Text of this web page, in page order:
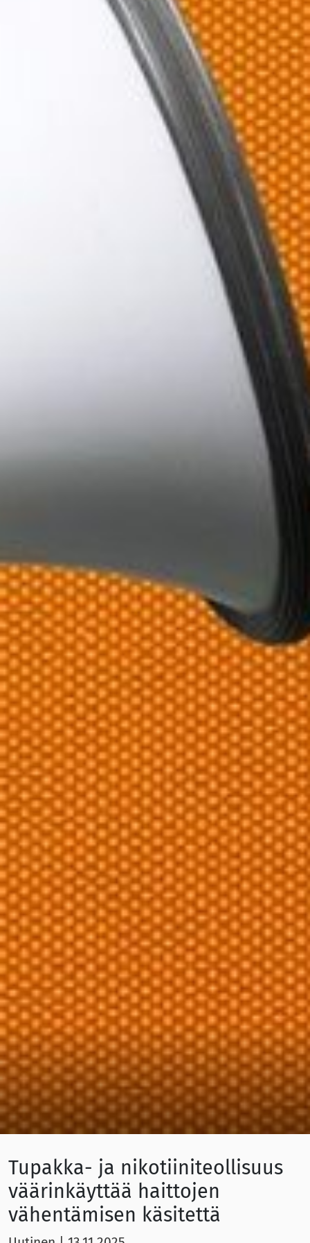
Tupakka- ja nikotiiniteollisuus
väärinkäyttää haittojen
vähentämisen käsitettä